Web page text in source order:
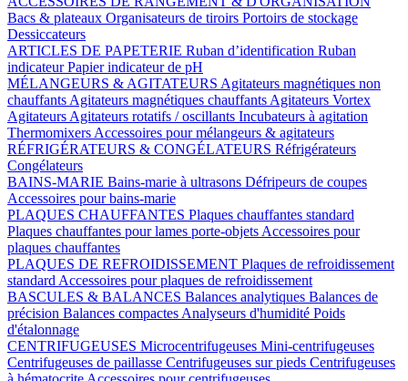
Bacs & plateaux Organisateurs de tiroirs Portoirs de stockage
Dessiccateurs
ARTICLES DE PAPETERIE Ruban d’identification Ruban
indicateurPapier indicateur de pH
MÉLANGEURS & AGITATEURS Agitateurs magnétiques non
chauffants Agitateurs magnétiques chauffants Agitateurs Vortex
Agitateurs Agitateurs rotatifs / oscillants Incubateurs à agitation
Thermomixers Accessoires pour mélangeurs & agitateurs
RÉFRIGÉRATEURS & CONGÉLATEURS Réfrigérateurs
Congélateurs
BAINS-MARIE Bains-marie à ultrasons Défripeurs de coupes
Accessoires pour bains-marie
PLAQUES CHAUFFANTES Plaques chauffantes standard
Plaques chauffantes pour lames porte-objets Accessoires pour
plaques chauffantes
PLAQUES DE REFROIDISSEMENT Plaques de refroidissement
standard Accessoires pour plaques de refroidissement
BASCULES & BALANCES Balances analytiques Balances de
précision Balances compactes Analyseurs d'humidité Poids
d'étalonnage
CENTRIFUGEUSES Microcentrifugeuses Mini-centrifugeuses
Centrifugeuses de paillasse Centrifugeuses sur pieds Centrifugeuses